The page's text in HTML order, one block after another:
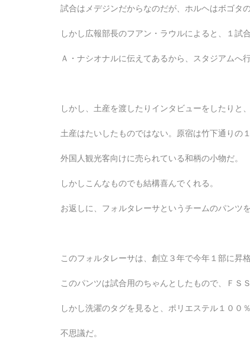
試合はメデジンだからなのだが、ホルヘはボゴタ
しかし広報部長のフアン・ラウルによると、１試
Ａ・ナシオナルに伝えてあるから、スタジアムへ
しかし、土産を渡したりインタビューをしたりと
土産はたいしたものではない。原宿は竹下通りの
外国人観光客向けに売られている和柄の小物だ。
しかしこんなものでも結構喜んでくれる。
お返しに、フォルタレーサというチームのパンツを
このフォルタレーサは、創立３年で今年１部に昇
このパンツは試合用のちゃんとしたもので、ＦＳ
しかし洗濯のタグを見ると、ポリエステル１００
不思議だ。